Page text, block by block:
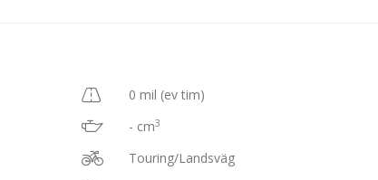
0 mil (ev tim)
- cm3
Touring/Landsväg